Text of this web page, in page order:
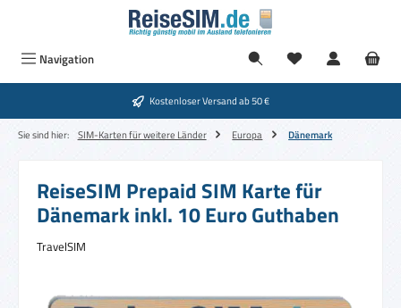
Zum Hauptinhalt springen
Navigation
Kostenloser Versand ab 50 €
Sie sind hier: SIM-Karten für weitere Länder Europa Dänemark
ReiseSIM Prepaid SIM Karte für
Dänemark inkl. 10 Euro Guthaben
TravelSIM
Bildergalerie überspringen